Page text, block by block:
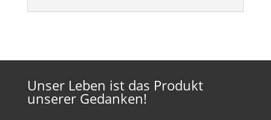
Unser Leben ist das Produkt
unserer Gedanken!